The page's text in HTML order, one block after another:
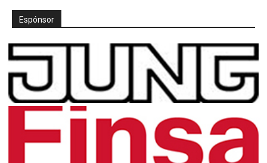
Espónsor